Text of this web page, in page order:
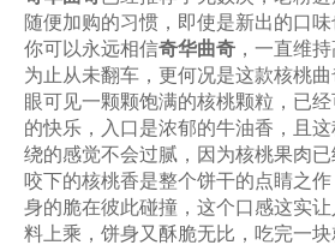
随便加购的习惯，即使是新出的口
你可以永远相信奇华曲奇 ，一直维
为止从未翻车，更何况是这款核桃
眼可见一颗颗饱满的核桃颗粒，已
的快乐，入口是浓郁的牛油香，且
绕的感觉不会过腻，因为核桃果肉已
咬下的核桃香是整个饼干的点睛之
身的脆在彼此碰撞，这个口感这实
料上乘，饼身又酥脆无比，吃完一块